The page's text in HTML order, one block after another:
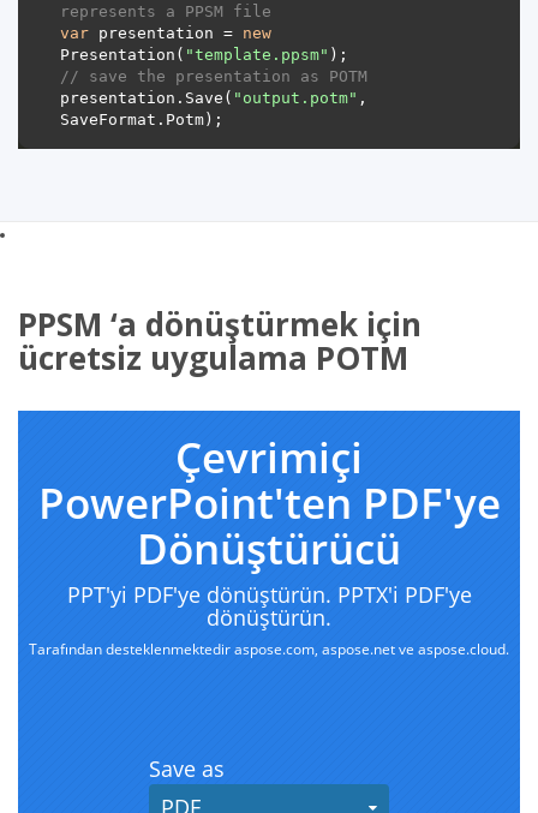
represents a PPSM file
var presentation = new
Presentation( "template.ppsm"
// save the presentation as POTM
presentation.Save( "output.potm" ,
PPSM ‘a dönüştürmek için
ücretsiz uygulama POTM